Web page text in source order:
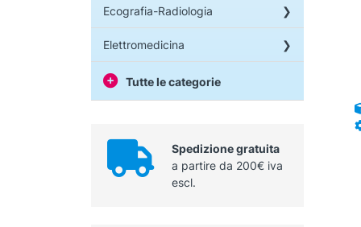
Ecografia-Radiologia
Elettromedicina
Tutte le categorie
Spedizione gratuita
a partire da 200€ iva
escl.